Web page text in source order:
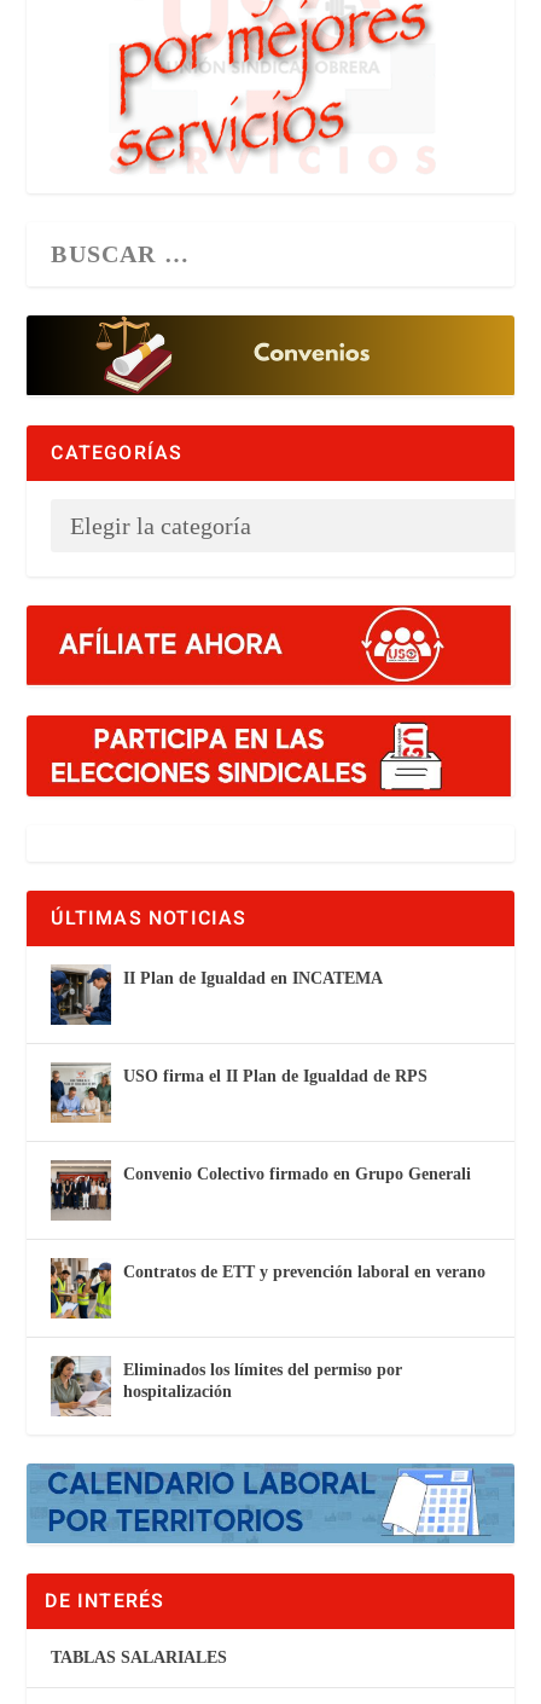
CATEGORÍAS
ÚLTIMAS NOTICIAS
II Plan de Igualdad en INCATEMA
USO firma el II Plan de Igualdad de RPS
Convenio Colectivo firmado en Grupo Generali
Contratos de ETT y prevención laboral en verano
Eliminados los límites del permiso por
hospitalización
DE INTERÉS
TABLAS SALARIALES